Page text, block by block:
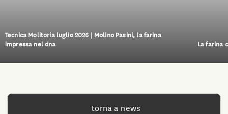
Tecnica Molitoria luglio 2026 | Molino Pasini, la farina
impressa nel dna
La farina
torna a news